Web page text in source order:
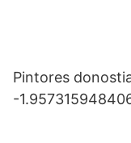
Pintores
-